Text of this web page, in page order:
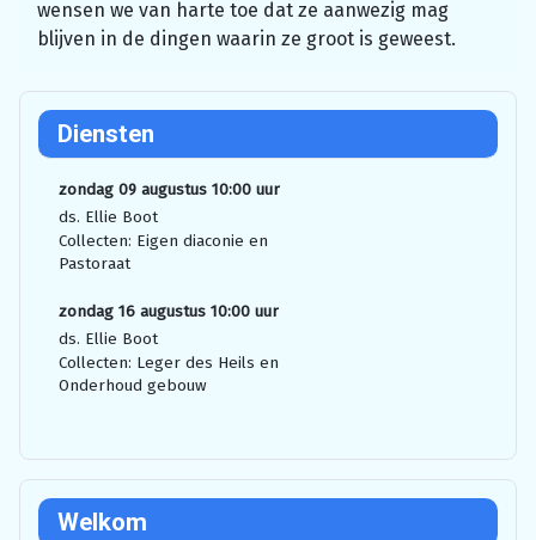
Diensten
zondag 09 augustus 10:00 uur
ds. Ellie Boot
Collecten: Eigen diaconie en
Pastoraat
zondag 16 augustus 10:00 uur
ds. Ellie Boot
Collecten: Leger des Heils en
Onderhoud gebouw
Welkom
wensen we van harte toe dat ze aanwezig mag
blijven in de dingen waarin ze groot is geweest.